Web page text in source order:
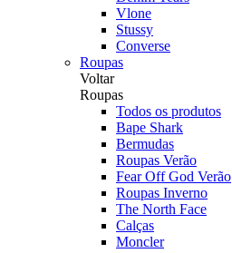
Vlone
Stussy
Converse
Roupas
Voltar
Roupas
Todos os produtos
Bape Shark
Bermudas
Roupas Verão
Fear Off God Verão
Roupas Inverno
The North Face
Calças
Moncler